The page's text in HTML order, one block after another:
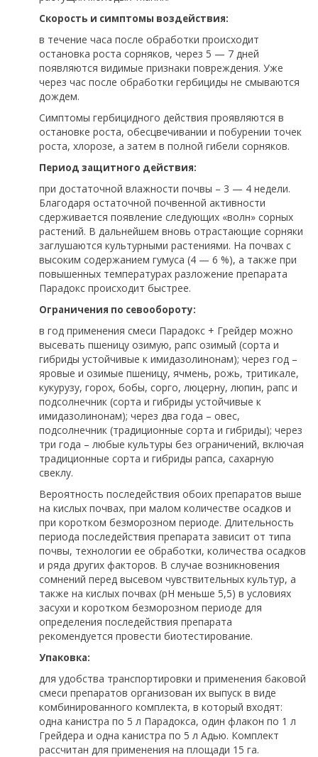
Скорость и симптомы воздействия:
в течение часа после обработки происходит
остановка роста сорняков, через 5 — 7 дней
появляются видимые признаки повреждения. Уже
через час после обработки гербициды не смываются
дождем.
Симптомы гербицидного действия проявляются в
остановке роста, обесцвечивании и побурении точек
роста, хлорозе, а затем в полной гибели сорняков.
Период защитного действия:
при достаточной влажности почвы – 3 — 4 недели.
Благодаря остаточной почвенной активности
сдерживается появление следующих «волн» сорных
растений. В дальнейшем вновь отрастающие сорняки
заглушаются культурными растениями. На почвах с
высоким содержанием гумуса (4 — 6 %), а также при
повышенных температурах разложение препарата
Парадокс происходит быстрее.
Ограничения по севообороту:
в год применения смеси Парадокс + Грейдер можно
высевать пшеницу озимую, рапс озимый (сорта и
гибриды устойчивые к имидазолинонам); через год –
яровые и озимые пшеницу, ячмень, рожь, тритикале,
кукурузу, горох, бобы, сорго, люцерну, люпин, рапс и
подсолнечник (сорта и гибриды устойчивые к
имидазолинонам); через два года – овес,
подсолнечник (традиционные сорта и гибриды); через
три года – любые культуры без ограничений, включая
традиционные сорта и гибриды рапса, сахарную
свеклу.
Вероятность последействия обоих препаратов выше
на кислых почвах, при малом количестве осадков и
при коротком безморозном периоде. Длительность
периода последействия препарата зависит от типа
почвы, технологии ее обработки, количества осадков
и ряда других факторов. В случае возникновения
сомнений перед высевом чувствительных культур, а
также на кислых почвах (pH меньше 5,5) в условиях
засухи и коротком безморозном периоде для
определения последействия препарата
рекомендуется провести биотестирование.
Упаковка:
для удобства транспортировки и применения баковой
смеси препаратов организован их выпуск в виде
комбинированного комплекта, в который входят:
одна канистра по 5 л Парадокса, один флакон по 1 л
Грейдера и одна канистра по 5 л Адью. Комплект
рассчитан для применения на площади 15 га.